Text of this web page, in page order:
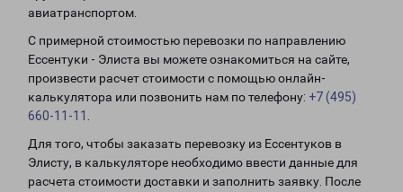
авиатранспортом.
С примерной стоимостью перевозки по направлению
Ессентуки - Элиста вы можете ознакомиться на сайте,
произвести расчет стоимости с помощью онлайн-
калькулятора или позвонить нам по телефону: +7 (495)
660-11-11
Для того, чтобы заказать перевозку из Ессентуков в
Элисту, в калькуляторе необходимо ввести данные для
расчета стоимости доставки и заполнить заявку. После